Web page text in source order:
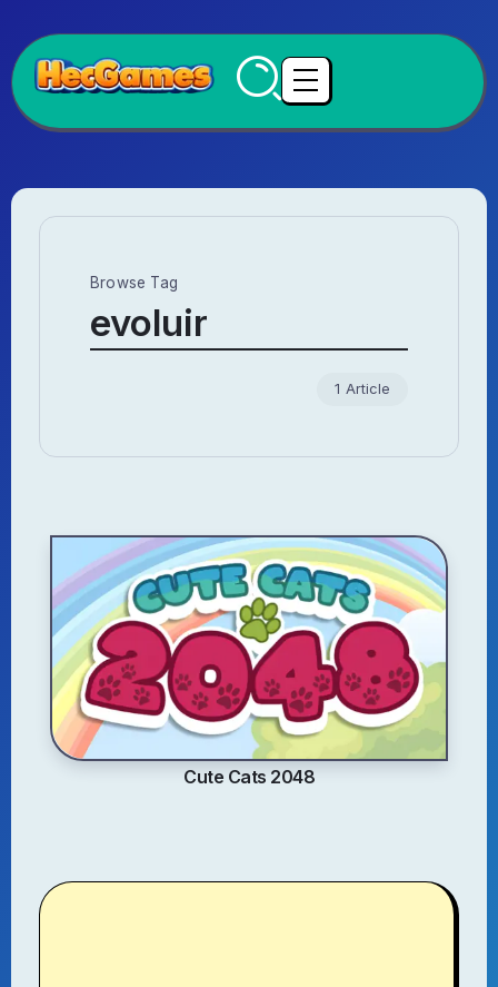
Browse Tag
evoluir
1 Article
Cute Cats 2048